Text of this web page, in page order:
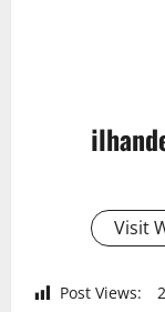
Visit
Post Views: